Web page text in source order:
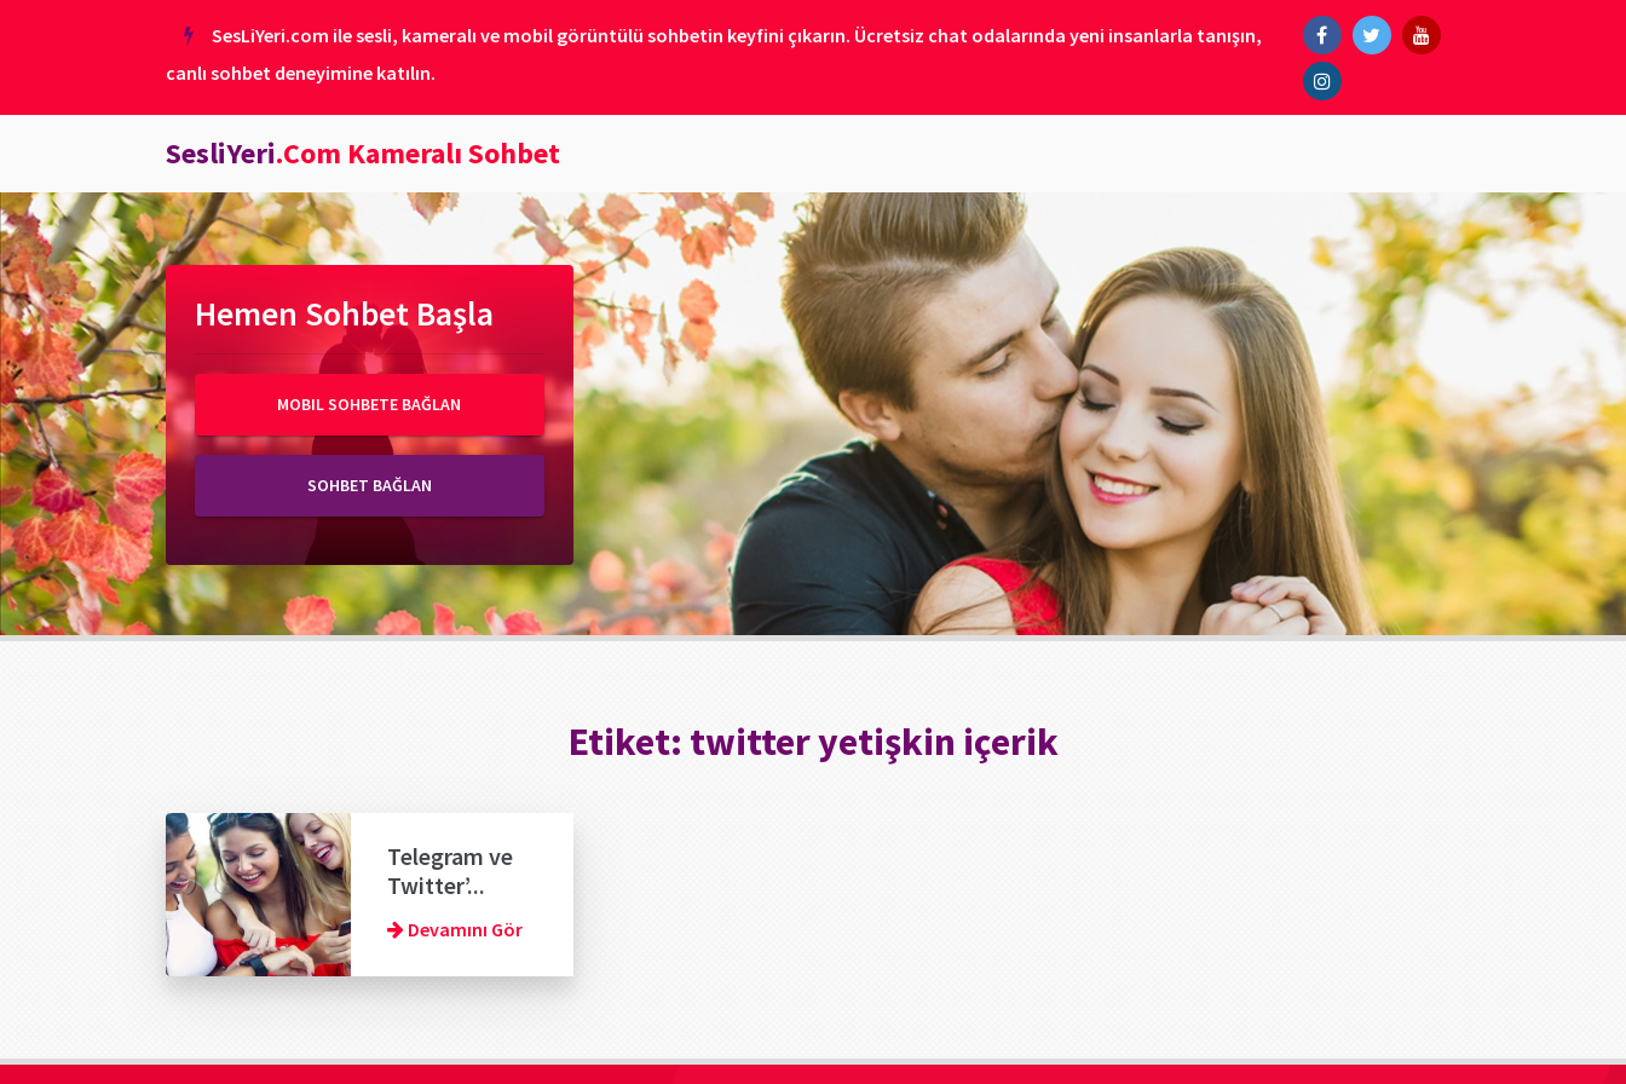
SesLiYeri.com ile sesli, kameralı ve mobil görüntülü sohbetin keyfini çıkarın. Ücretsiz chat odalarında yeni insanlarla tanışın,
canlı sohbet deneyimine katılın.
SesliYeri.Com Kameralı Sohbet
Hemen Sohbet Başla
MOBIL SOHBETE BAĞLAN
SOHBET BAĞLAN
Etiket: twitter yetişkin içerik
Telegram ve
Twitter’...
Devamını Gör